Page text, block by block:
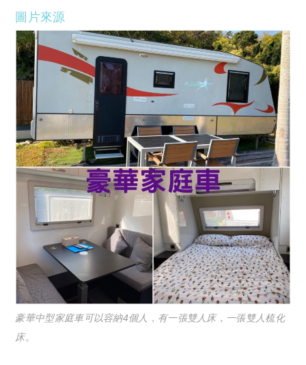
圖片來源
豪華中型家庭車可以容納4個人，有一張雙人床，一張雙人梳化
床。